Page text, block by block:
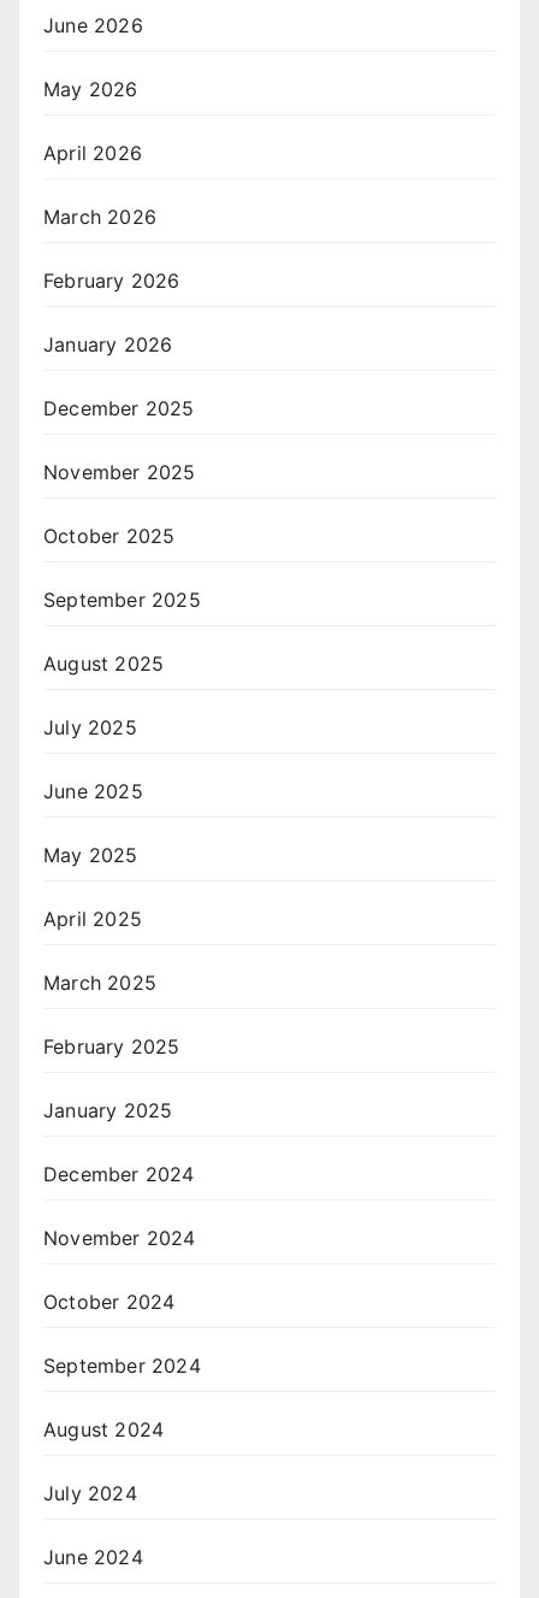
June 2026
May 2026
April 2026
March 2026
February 2026
January 2026
December 2025
November 2025
October 2025
September 2025
August 2025
July 2025
June 2025
May 2025
April 2025
March 2025
February 2025
January 2025
December 2024
November 2024
October 2024
September 2024
August 2024
July 2024
June 2024